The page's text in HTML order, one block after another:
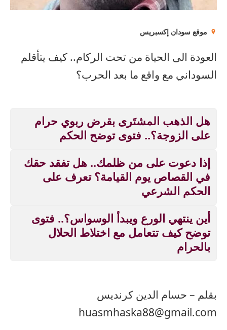
موقع سودان إكسبريس
العودة الى الحياة من تحت الركام.. كيف يتأقلم
السوداني مع واقع ما بعد الحرب؟
هل الذهب المشتَرى بقرض ربوي حرام
على الزوجة؟.. فتوى توضح الحكم
إذا دعوت على من ظلمك.. هل تفقد حقك
في القصاص يوم القيامة؟ تعرف على
الحكم الشرعي
أين ينتهي الورع ويبدأ الوسواس؟.. فتوى
توضح كيف تتعامل مع اختلاط الحلال
بالحرام
بقلم – حسام الدين كرنديس
huasmhaska88@gmail.com